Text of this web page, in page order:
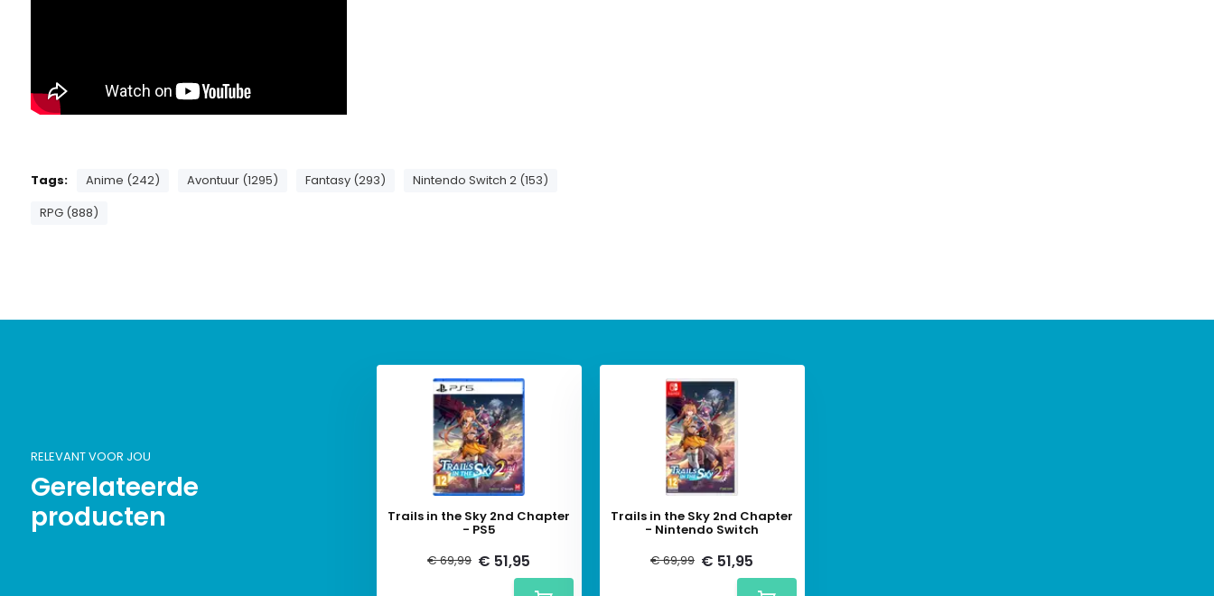
Tags: Anime (242) Avontuur (1295) Fantasy (293)
Nintendo Switch 2 (153)
RPG (888)
RELEVANT VOOR JOU
Gerelateerde
producten
Trails in the Sky 2nd Chapter
- PS5
€ 69,99 € 51,95
Trails in the Sky 2nd Chapter
- Nintendo Switch
€ 69,99 € 51,95